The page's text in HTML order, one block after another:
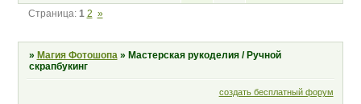
Страница: 1 2 »
» Магия Фотошопа » Мастерская рукоделия / Ручной
скрапбукинг
создать бесплатный форум